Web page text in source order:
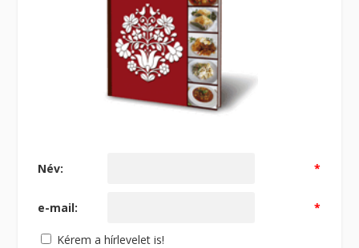
Név: *
e-mail: *
Kérem a hírlevelet is!